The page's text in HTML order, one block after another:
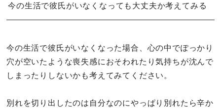
今の生活で彼氏がいなくなっても大丈夫か考えてみる
今の生活で彼氏がいなくなった場合、心の中でぽっかり
穴が空いたような喪失感におそわれたり気持ちが沈んで
しまったりしないかも考えてみてください。
別れを切り出したのは自分なのにやっぱり別れたら辛か